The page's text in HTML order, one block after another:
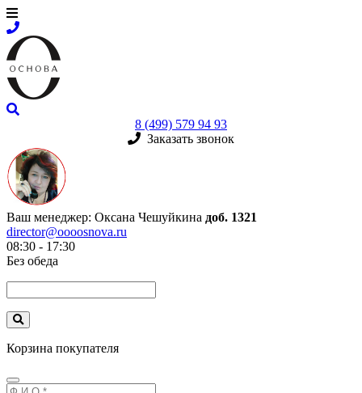
8 (499) 579 94 93
Заказать звонок
Ваш менеджер: Оксана Чешуйкина доб. 1321
director@oooosnova.ru
08:30 - 17:30
Без обеда
Корзина покупателя